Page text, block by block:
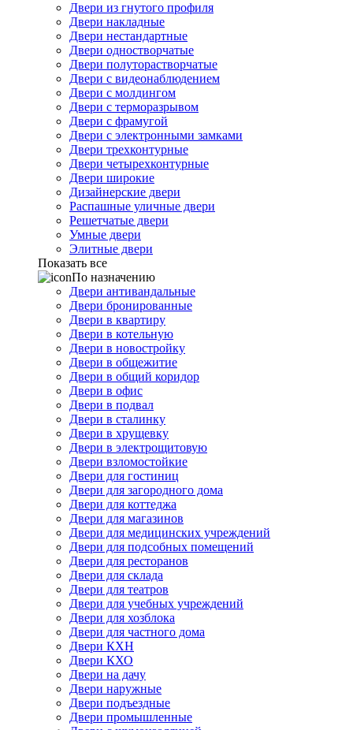
Двери из гнутого профиля
Двери накладные
Двери нестандартные
Двери одностворчатые
Двери полуторастворчатые
Двери с видеонаблюдением
Двери с молдингом
Двери с терморазрывом
Двери с фрамугой
Двери с электронными замками
Двери трехконтурные
Двери четырехконтурные
Двери широкие
Дизайнерские двери
Распашные уличные двери
Решетчатые двери
Умные двери
Элитные двери
Показать все
По назначению
Двери антивандальные
Двери бронированные
Двери в квартиру
Двери в котельную
Двери в новостройку
Двери в общежитие
Двери в общий коридор
Двери в офис
Двери в подвал
Двери в сталинку
Двери в хрущевку
Двери в электрощитовую
Двери взломостойкие
Двери для гостиниц
Двери для загородного дома
Двери для коттеджа
Двери для магазинов
Двери для медицинских учреждений
Двери для подсобных помещений
Двери для ресторанов
Двери для склада
Двери для театров
Двери для учебных учреждений
Двери для хозблока
Двери для частного дома
Двери КХН
Двери КХО
Двери на дачу
Двери наружные
Двери подъездные
Двери промышленные